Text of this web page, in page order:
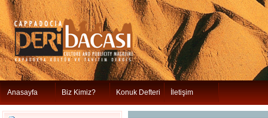
Anasayfa Biz Kimiz? Konuk Defteri İletişim